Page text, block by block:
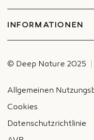
Engagements
Unternehmen und
INFORMATIONEN
Versand
© Deep Nature 2025
Allgemeinen
Cookies
Datenschutzrichtlinie